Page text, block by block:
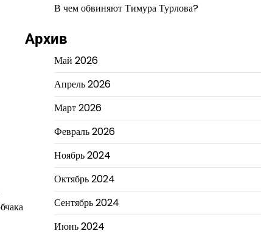
В чем обвиняют Тимура Турлова?
Архив
Май 2026
Апрель 2026
Март 2026
Февраль 2026
Ноябрь 2024
Октябрь 2024
Сентябрь 2024
Июнь 2024